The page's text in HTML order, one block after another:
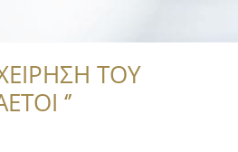
ΤΟΥ
‘’